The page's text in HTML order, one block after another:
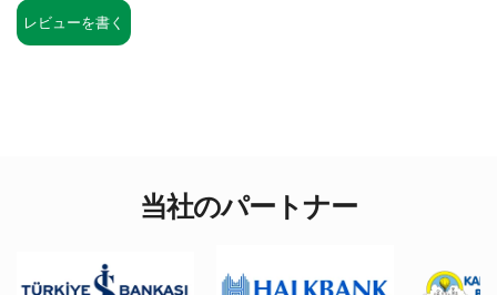
レビューを書く
当社のパートナー